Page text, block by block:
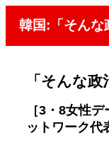
韓国:「そんな
「そんな
［3・8女性
ットワーク代